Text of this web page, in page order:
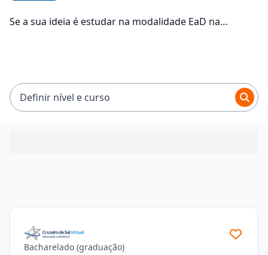
Se a sua ideia é estudar na modalidade EaD na
R$ 101,92 e R$ 354,24.
Definir nível e curso
Bacharelado (graduação)